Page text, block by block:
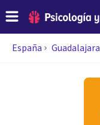
España Guadalajara